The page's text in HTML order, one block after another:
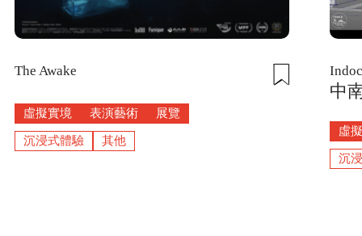
The Awake
虛擬實境 表演藝術 展覽
沉浸式體驗 其他
中
虛
沉